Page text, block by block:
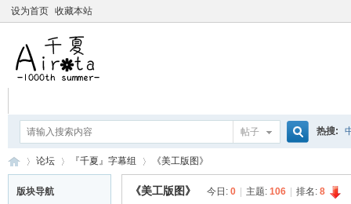
设为首页 收藏本站
帖子 热搜:
摇曳百
论坛 『千夏』字幕组 《美工版图》
版块导航 《美工版图》 今日: 0 主题: 106 排名: 8